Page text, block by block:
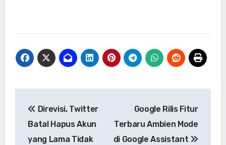
pos
Direvisi, Twitter
Batal Hapus Akun
yang Lama Tidak
Google Rilis Fitur
Terbaru Ambien Mode
di Google Assistant